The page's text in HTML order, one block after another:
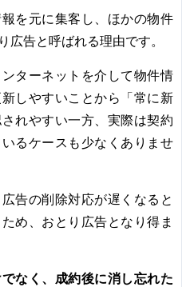
を元に集客し、ほかの物件
広告と呼ばれる理由です。
ターネットを介して物件情
しやすいことから「常に新
れやすい一方、実際は契約
るケースも少なくありませ
告の削除対応が遅くなると
め、おとり広告となり得ま
なく、成約後に消し忘れた